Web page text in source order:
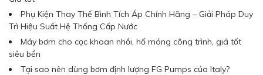
Phụ Kiện Thay Thế Bình Tích Áp Chính Hãng – Giải Pháp Duy
Trì Hiệu Suất Hệ Thống Cấp Nước
Máy bơm cho cọc khoan nhồi, hố móng công trình, giá tốt
siêu bền
Tại sao nên dùng bơm định lượng FG Pumps của Italy?